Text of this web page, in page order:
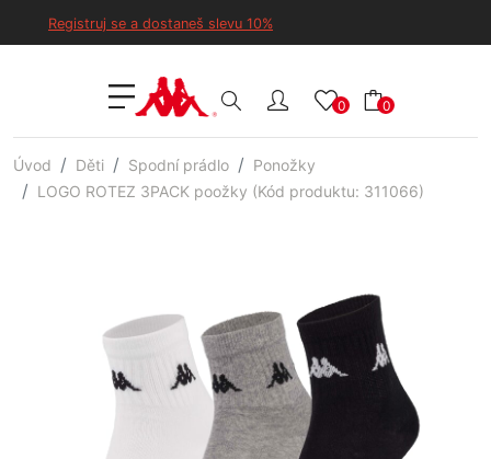
Registruj se a dostaneš slevu 10%
0 0
Úvod Děti Spodní prádlo
Ponožky
LOGO ROTEZ 3PACK poožky (Kód produktu: 311066)